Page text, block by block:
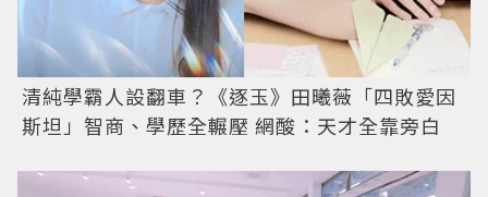
清純學霸人設翻車？《逐玉》田曦薇「四敗愛因
斯坦」智商、學歷全輾壓 網酸：天才全靠旁白